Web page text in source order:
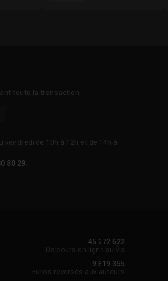
toute la transaction.
vendredi de 10h à 12h et de 14h à
80 29.
45 272 622
De cours en ligne suivis
9 819 355
Euros reversés aux auteurs